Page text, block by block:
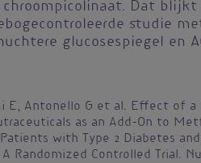
chroompicolinaat. Dat blijkt
studie
glucosespiegel en
E, Antonello G et al. Effect of a
as an Add-On to
with Type 2 Diabetes
Randomized Controlled Trial.